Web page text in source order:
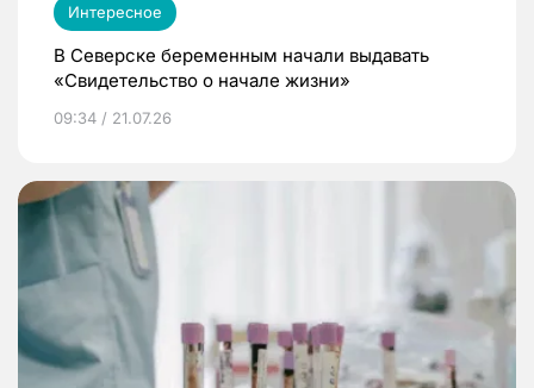
Интересное
В Северске беременным начали выдавать
«Свидетельство о начале жизни»
09:34 / 21.07.26